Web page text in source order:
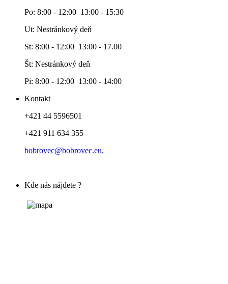
Po: 8:00 - 12:00 13:00 - 15:30
Ut: Nestránkový deň
St: 8:00 - 12:00 13:00 - 17.00
Št: Nestránkový deň
Pi: 8:00 - 12:00 13:00 - 14:00
Kontakt
+421 44 5596501
+421 911 634 355
bobrovec@bobrovec.eu,
Kde nás nájdete ?